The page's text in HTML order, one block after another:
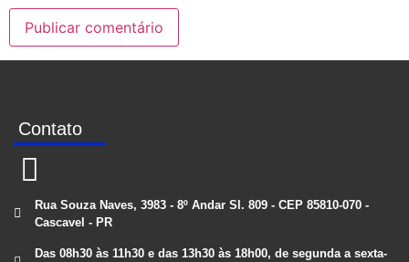
Contato
Rua Souza Naves, 3983 - 8º Andar Sl. 809 - CEP 85810-070 -
Cascavel - PR
Das 08h30 às 11h30 e das 13h30 às 18h00, de segunda a sexta-